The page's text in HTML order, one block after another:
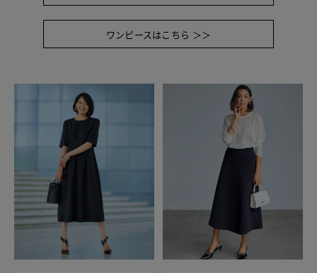
ワンピースはこちら ＞＞